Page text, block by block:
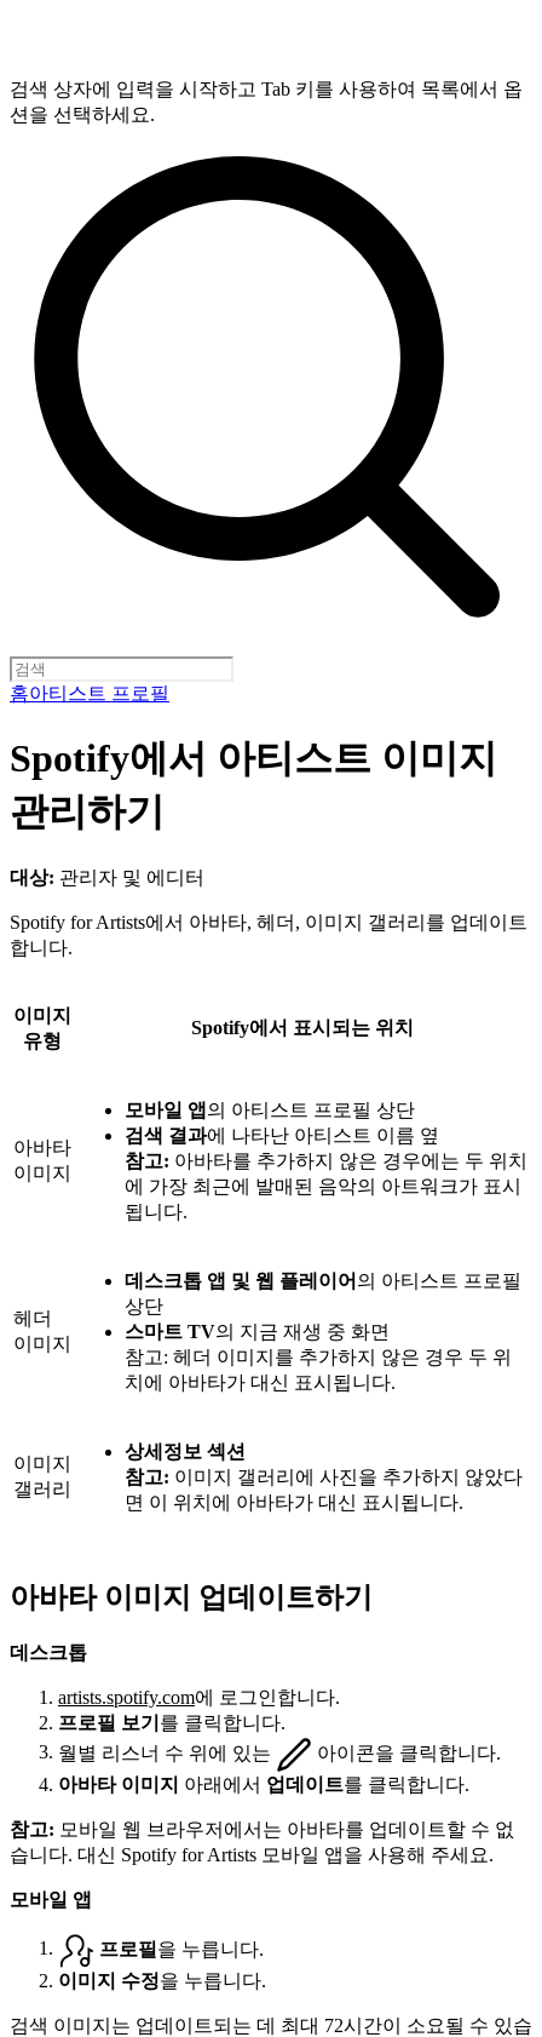
검색 상자에 입력을 시작하고 Tab 키를 사용하여 목록에서 옵
션을 선택하세요.
홈아티스트 프로필
Spotify에서 아티스트 이미지
관리하기
대상: 관리자 및 에디터
Spotify for Artists에서 아바타, 헤더, 이미지 갤러리를 업데이트
합니다.
이미지
유형
Spotify에서 표시되는 위치
아바타
이미지
모바일 앱 의 아티스트 프로필 상단
검색 결과에 나타난 아티스트 이름 옆
참고: 아바타를 추가하지 않은 경우에는 두 위치
에 가장 최근에 발매된 음악의 아트워크가 표시
됩니다.
헤더
이미지
데스크톱 앱 및 웹 플레이어 의 아티스트 프로필
상단
스마트 TV의 지금 재생 중 화면
참고: 헤더 이미지를 추가하지 않은 경우 두 위
치에 아바타가 대신 표시됩니다.
이미지
갤러리
상세정보 섹션
참고: 이미지 갤러리에 사진을 추가하지 않았다
면 이 위치에 아바타가 대신 표시됩니다.
아바타 이미지 업데이트하기
데스크톱
artists.spotify.com에 로그인합니다.
프로필 보기 를 클릭합니다.
월별 리스너 수 위에 있는
아이콘을 클릭합니다.
아바타 이미지 아래에서 업데이트를 클릭합니다.
참고: 모바일 웹 브라우저에서는 아바타를 업데이트할 수 없
습니다. 대신 Spotify for Artists 모바일 앱을 사용해 주세요.
모바일 앱
프로필을 누릅니다.
이미지 수정을 누릅니다.
검색 이미지는 업데이트되는 데 최대 72시간이 소요될 수 있습